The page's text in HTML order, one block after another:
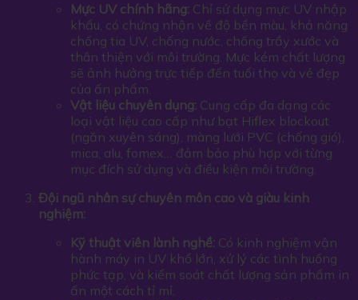
Mực UV chính hãng: Chỉ sử dụng mực UV nhập
khẩu, có chứng nhận về độ bền màu, khả năng
chống tia UV, chống nước, chống trầy xước và
thân thiện với môi trường. Mực kém chất lượng
sẽ ảnh hưởng trực tiếp đến tuổi thọ và vẻ đẹp
của ấn phẩm.
Vật liệu chuyên dụng: Cung cấp đa dạng các
loại vật liệu cao cấp như bạt Hiflex blockout
(ngăn xuyên sáng), màng lưới PVC (chống gió),
mica, alu, fomex… đảm bảo phù hợp với từng
mục đích sử dụng và điều kiện môi trường.
Đội ngũ nhân sự chuyên môn cao và giàu kinh
nghiệm:
Kỹ thuật viên lành nghề: Có kinh nghiệm vận
hành máy in UV khổ lớn, xử lý các tình huống
phức tạp, và kiểm soát chất lượng sản phẩm in
ấn một cách tỉ mỉ.